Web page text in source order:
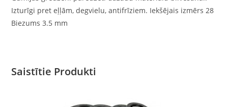
Izturīgi pret eļļām, degvielu, antifrīziem. Iekšējais izmērs 28
Biezums 3.5 mm
Saistītie Produkti